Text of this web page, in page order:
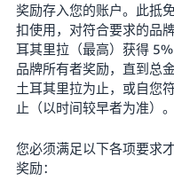
奖励存入您的账户。此抵
扣使用，对符合要求的品
耳其里拉（最高）获得
品牌所有者奖励，直到总
土耳其里拉为止，或自您
止（以时间较早者为准）。
您必须满足以下各项要求
奖励：